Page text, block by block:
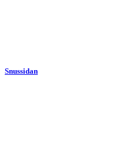
Snussidan